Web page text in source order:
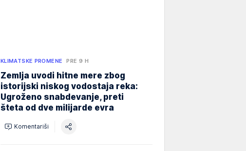
KLIMATSKE PROMENE PRE 9 H
Zemlja uvodi hitne mere zbog
istorijski niskog vodostaja reka:
Ugroženo snabdevanje, preti
šteta od dve milijarde evra
Komentariši